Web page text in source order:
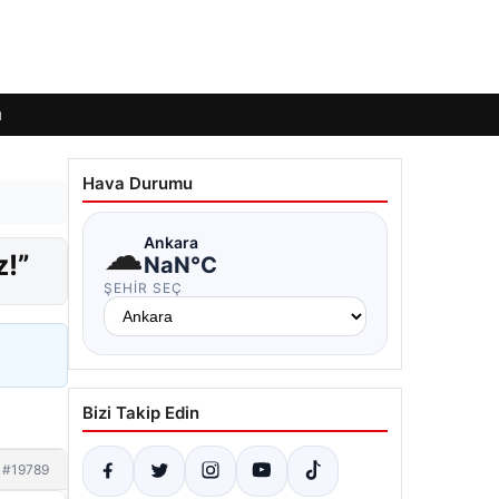
#19789
Hava Durumu
☁Ankara
NaN°C
ŞEHIR SEÇ
Bizi Takip Edin